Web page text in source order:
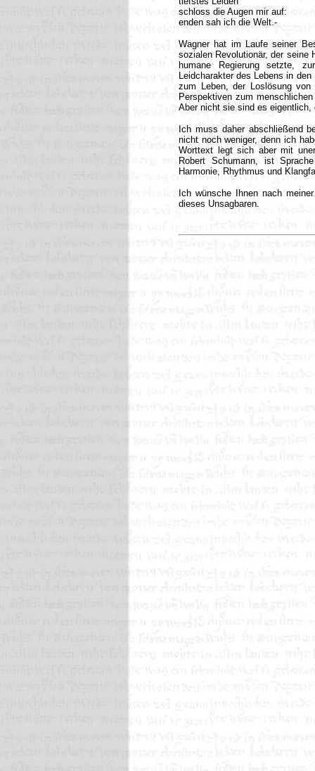
schloss die Augen mir auf:
enden sah ich die Welt.-
Wagner hat im Laufe seiner
sozialen Revolutionär, der seine
humane Regierung setzte,
Leidcharakter des Lebens in
zum Leben, der Loslösung
Perspektiven zum
Aber nicht sie sind es eigentlich,
Ich muss daher abschließend
nicht noch weniger, denn ich
Worttext legt sich aber mit
Robert Schumann, ist
Harmonie, Rhythmus und
Ich wünsche Ihnen nach
dieses Unsagbaren.